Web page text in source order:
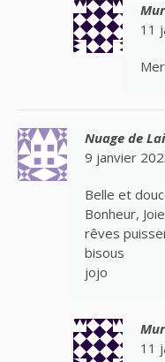
11
Nuage de
9 janvier
Belle et
Bonheur,
rêves
bisous
jojo
11